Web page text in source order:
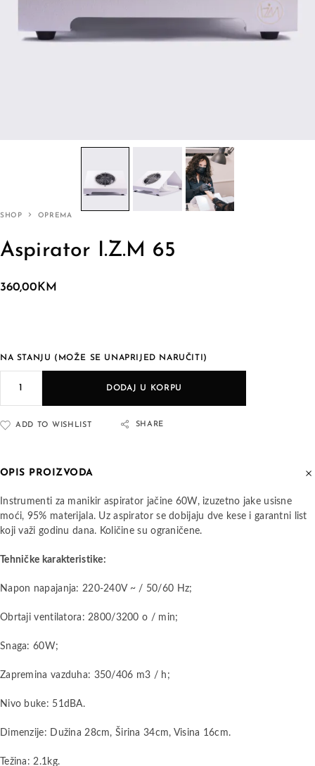
SHOP OPREMA
Aspirator I.Z.M 65
360,00 KM
NA STANJU (MOŽE SE UNAPRIJED NARUČITI)
DODAJ U KORPU
ADD TO WISHLIST SHARE
OPIS PROIZVODA
Instrumenti za manikir aspirator jačine 60W, izuzetno jake usisne
moći, 95% materijala. Uz aspirator se dobijaju dve kese i garantni list
koji važi godinu dana. Količine su ograničene.
Tehničke karakteristike:
Napon napajanja: 220-240V ~ / 50/60 Hz;
Obrtaji ventilatora: 2800/3200 o / min;
Snaga: 60W;
Zapremina vazduha: 350/406 m3 / h;
Nivo buke: 51dBA.
Dimenzije: Dužina28cm, Širina 34cm, Visina 16cm.
Težina: 2.1kg.